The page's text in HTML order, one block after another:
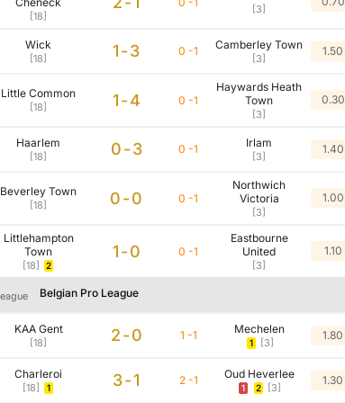
[18]
[3]
Wick
[18] 1-3 0 -1 Camberley Town
[3]
1.50
Little Common
[18] 1-4 0 -1
Haywards Heath
Town
[3]
0.30
Haarlem
[18] 0-3 0 -1 Irlam
[3]
1.40
Beverley Town
[18] 0-0 0 -1
Northwich
Victoria
[3]
1.00
Littlehampton
Town
[18] 2
1-0 0 -1
Eastbourne
United
[3]
1.10
Belgian Pro League
KAA Gent
[18] 2-0 1 -1 Mechelen
1 [3]
1.80
Charleroi
[18] 1 3-1 2 -1 Oud Heverlee
1 2 [3]
1.30